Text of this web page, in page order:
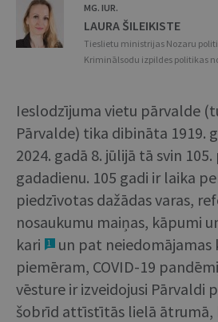
MG. IUR.
LAURA ŠILEIKISTE
Tieslietu ministrijas Nozaru
Kriminālsodu izpildes politikas
Ieslodzījuma vietu pārvalde
Pārvalde) tika dibināta 1919.
2024. gadā 8. jūlijā tā svin
gadadienu. 105 gadi ir laika
piedzīvotas dažādas varas,
nosaukumu maiņas, kāpumi
kari
1
un pat neiedomājamas
piemēram, COVID-19
vēsture ir izveidojusi Pārvaldi
šobrīd attīstītās lielā ātrumā,